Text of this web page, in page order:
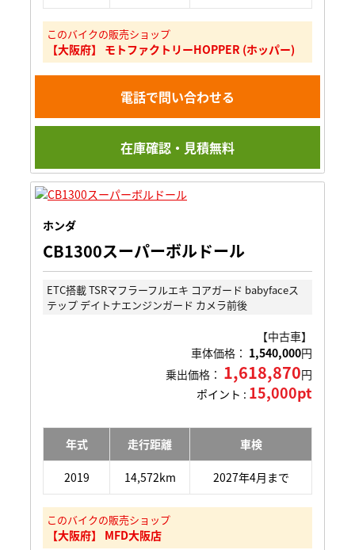
このバイクの販売ショップ
【大阪府】 モトファクトリーHOPPER (ホッパー)
電話で問い合わせる
在庫確認・見積無料
ホンダ
CB1300スーパーボルドール
ETC搭載 TSRマフラーフルエキ コアガード babyfaceス
テップ デイトナエンジンガード カメラ前後
【中古車】
車体価格： 1,540,000円
乗出価格： 1,618,870円
ポイント : 15,000pt
年式 走行距離 車検
2019 14,572km 2027年4月まで
このバイクの販売ショップ
【大阪府】 MFD大阪店